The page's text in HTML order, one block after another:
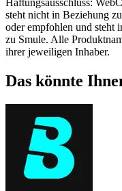
steht nicht in Beziehung
oder empfohlen und steht
zu Smule. Alle
ihrer jeweiligen Inhaber.
Das könnte